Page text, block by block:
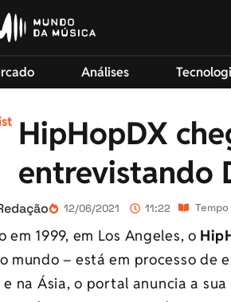
Análises
HipHopDX
entrevistando
12/06/2021 11:22
em 1999, em Los Angeles, o
mundo – está em processo de
e na Ásia, o portal anuncia a